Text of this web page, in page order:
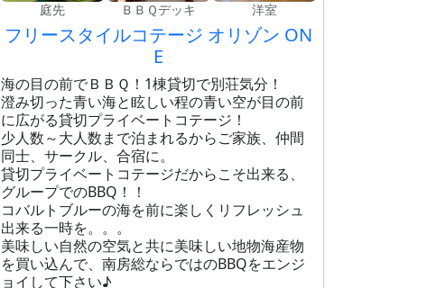
庭先 ＢＢＱデッキ 洋室
フリースタイルコテージ オリゾン ON
E
海の目の前でＢＢＱ！1棟貸切で別荘気分！
澄み切った青い海と眩しい程の青い空が目の前
に広がる貸切プライベートコテージ！
少人数～大人数まで泊まれるからご家族、仲間
同士、サークル、合宿に。
貸切プライベートコテージだからこそ出来る、
グループでのBBQ！！
コバルトブルーの海を前に楽しくリフレッシュ
出来る一時を。。。
美味しい自然の空気と共に美味しい地物海産物
を買い込んで、南房総ならではのBBQをエンジ
ョイして下さい♪